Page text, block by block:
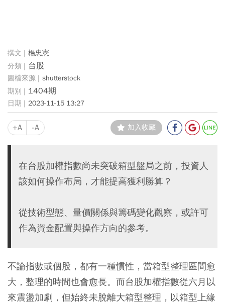
楊忠憲
台股
shutterstock
1404期
2023-11-15 13:27
+A -A 加入收藏
在台股加權指數尚未突破箱型盤局之前，投資人
該如何操作布局，才能提高獲利勝算？
從技術型態、量價關係與籌碼變化觀察，或許可
作為資金配置與操作方向的參考。
不論指數或個股，都有一種慣性，當箱型整理區間愈
大，整理的時間也會愈長。而台股加權指數從六月以
來震盪加劇，但始終未脫離大箱型整理，以箱型上緣